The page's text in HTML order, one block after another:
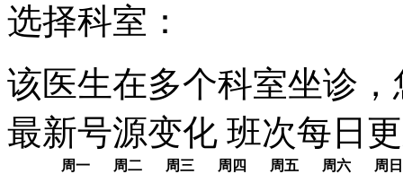
选择科室：
该医生在多个科室坐诊
最新号源变化 班次每日
周一 周二 周三 周四 周五 周六 周日